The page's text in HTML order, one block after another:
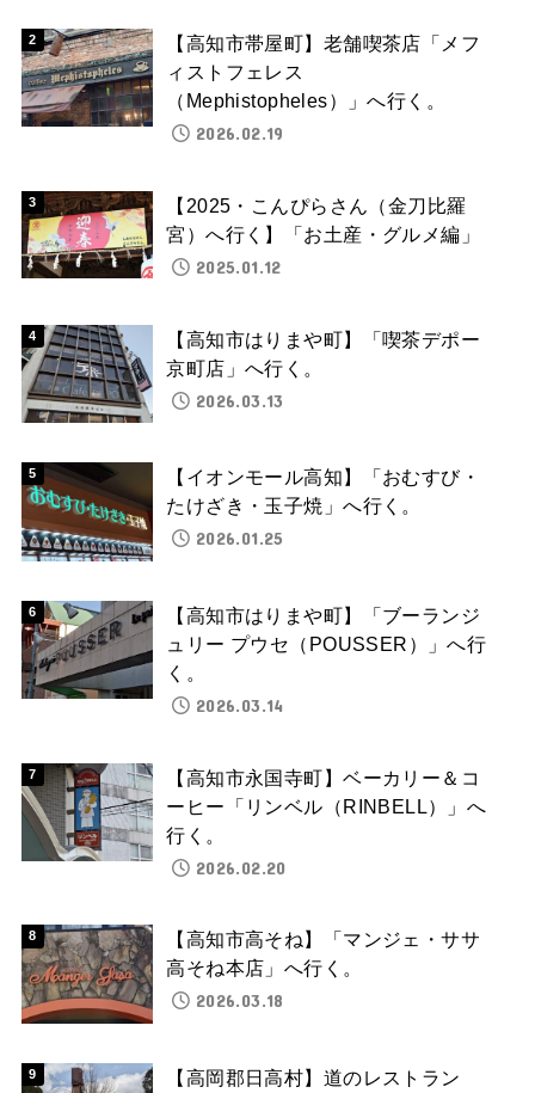
【高知市帯屋町】老舗喫茶店「メフ
ィストフェレス
（Mephistopheles）」へ行く。
2026.02.19
【2025・こんぴらさん（金刀比羅
宮）へ行く】「お土産・グルメ編」
2025.01.12
【高知市はりまや町】「喫茶デポー
京町店」へ行く。
2026.03.13
【イオンモール高知】「おむすび・
たけざき・玉子焼」へ行く。
2026.01.25
【高知市はりまや町】「ブーランジ
ュリー プウセ（POUSSER）」へ行
く。
2026.03.14
【高知市永国寺町】ベーカリー＆コ
ーヒー「リンベル（RINBELL）」へ
行く。
2026.02.20
【高知市高そね】「マンジェ・ササ
高そね本店」へ行く。
2026.03.18
【高岡郡日高村】道のレストラン